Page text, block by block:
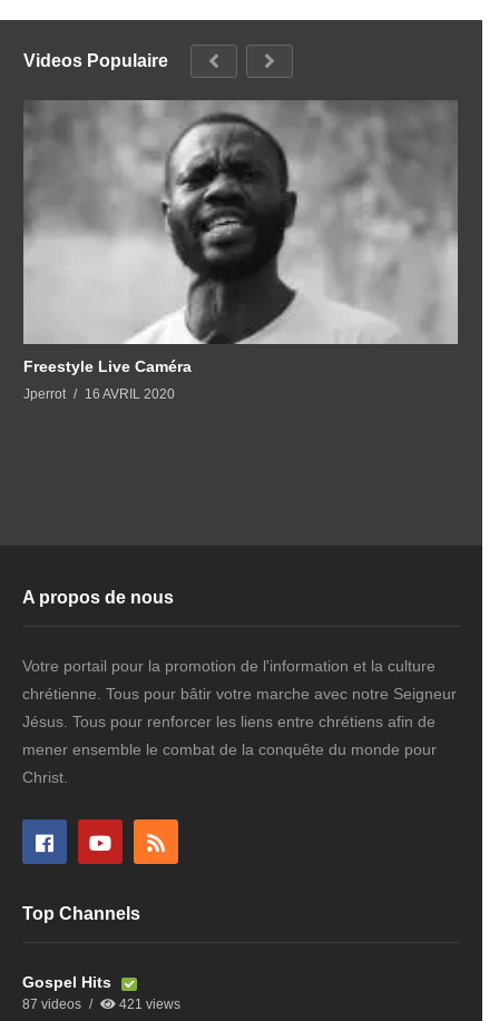
Videos Populaire
Freestyle Live Caméra
Jperrot 16 AVRIL 2020
A propos de nous
Votre portail pour la promotion de l'information et la culture
chrétienne. Tous pour bâtir votre marche avec notre Seigneur
Jésus. Tous pour renforcer les liens entre chrétiens afin de
mener ensemble le combat de la conquête du monde pour
Christ.
Top Channels
Gospel Hits
87 videos 421 views